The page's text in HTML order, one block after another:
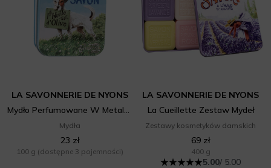
LA SAVONNERIE DE NYONS
Mydło Perfumowane W Metalowej Puszce Chiens Róża
Mydła
23 zł
100 g (dostępne 3 pojemności)
LA SAVONNERIE DE NYONS
La Cueillette Zestaw Mydeł
Zestawy kosmetyków damskich
69 zł
400 g
5.00/ 5.00